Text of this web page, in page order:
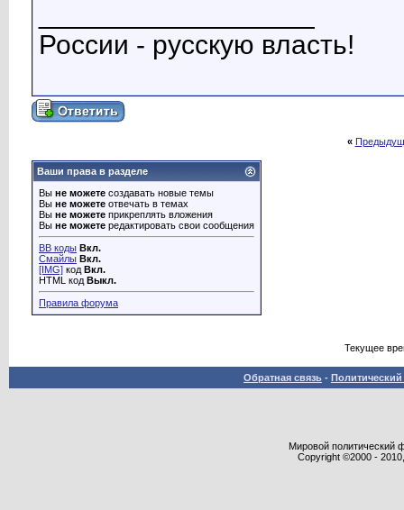
России - русскую власть!
«
Ваши права в разделе
Вы не можете создавать новые темы
Вы не можете отвечать в темах
Вы не можете прикреплять вложения
Вы не можете редактировать свои сообщения
BB коды Вкл.
Смайлы Вкл.
[IMG] код Вкл.
HTML код Выкл.
Правила форума
Текущее
Обратная связь -
Мировой политический
Copyright ©2000 -